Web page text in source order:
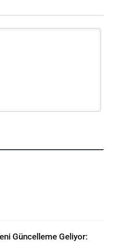
Güncelleme Geliyor: